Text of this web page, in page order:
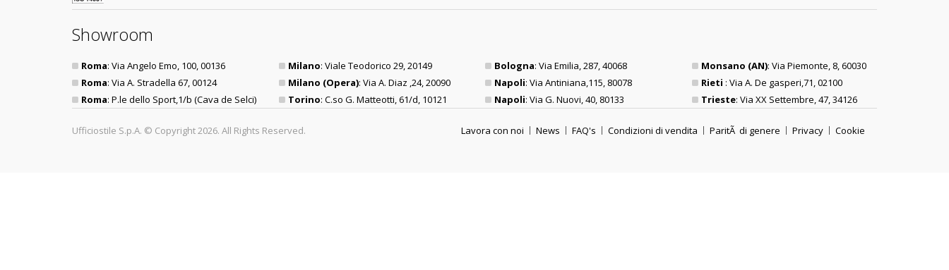
Showroom
Roma: Via Angelo Emo, 100, 00136
Roma: Via A. Stradella 67, 00124
Roma: P.le dello Sport,1/b (Cava de Selci)
Milano: Viale Teodorico 29, 20149
Milano (Opera): Via A. Diaz ,24, 20090
Torino: C.so G. Matteotti, 61/d, 10121
Bologna: Via Emilia, 287, 40068
Napoli: Via Antiniana,115, 80078
Napoli: Via G. Nuovi, 40, 80133
Monsano (AN): Via Piemonte, 8, 60030
Rieti : Via A. De gasperi,71, 02100
Trieste: Via XX Settembre, 47, 34126
Ufficiostile S.p.A. © Copyright 2026. All Rights Reserved. Lavora con noi News FAQ's Condizioni di vendita ParitÃ di genere Privacy Cookie